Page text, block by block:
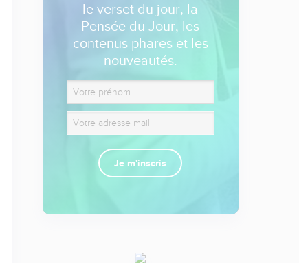
le verset du jour, la
Pensée du Jour, les
contenus phares et les
nouveautés.
Je m'inscris